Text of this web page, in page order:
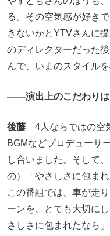
る。その空気感が好き
きないかとYTVさんに
のディレクターだった
んで、いまのスタイル
――演出上のこだわりは
後藤 4人ならではの空
BGMなどプロデューサ
し合いました。そして
の）「やさしさに包ま
この番組では、車が走
ーンを、とても大切に
さしさに包まれたなら